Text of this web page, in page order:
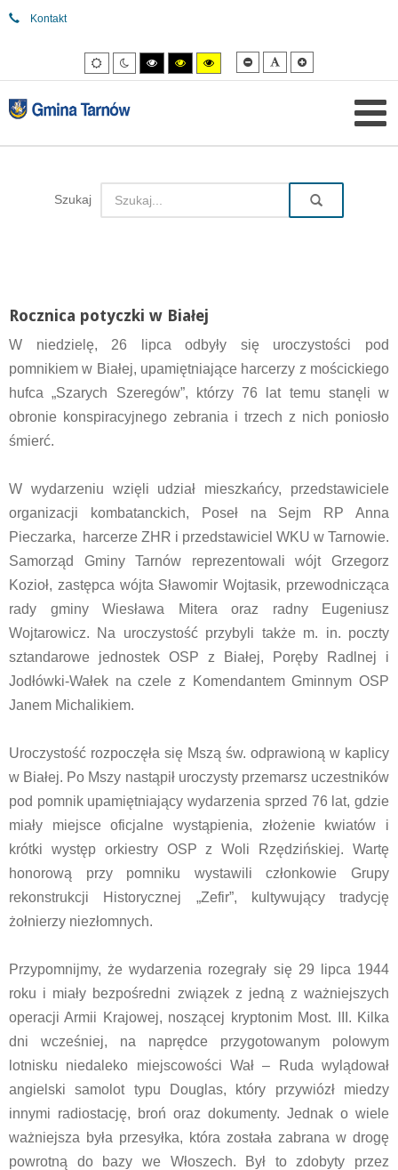
Kontakt
Tryb
domyślny
Tryb
nocny
Tryb
wysokiego
kontrastu
Tryb
wysokiego
kontrastu
Tryb
wysokiego
kontrastu
Mniejsza
czcionka
Domyślna
czcionka
Szukaj
Rocznica potyczki w Białej
W niedzielę, 26 lipca odbyły się uroczystości pod
pomnikiem w Białej, upamiętniające harcerzy z mościckiego
hufca „Szarych Szeregów”, którzy 76 lat temu stanęli w
obronie konspiracyjnego zebrania i trzech z nich poniosło
śmierć.
W wydarzeniu wzięli udział mieszkańcy, przedstawiciele
organizacji kombatanckich, Poseł na Sejm RP Anna
Pieczarka, harcerze ZHR i przedstawiciel WKU w Tarnowie.
Samorząd Gminy Tarnów reprezentowali wójt Grzegorz
Kozioł, zastępca wójta Sławomir Wojtasik, przewodnicząca
rady gminy Wiesława Mitera oraz radny Eugeniusz
Wojtarowicz. Na uroczystość przybyli także m. in. poczty
sztandarowe jednostek OSP z Białej, Poręby Radlnej i
Jodłówki-Wałek na czele z Komendantem Gminnym OSP
Janem Michalikiem.
Uroczystość rozpoczęła się Mszą św. odprawioną w kaplicy
w Białej. Po Mszy nastąpił uroczysty przemarsz uczestników
pod pomnik upamiętniający wydarzenia sprzed 76 lat, gdzie
miały miejsce oficjalne wystąpienia, złożenie kwiatów i
krótki występ orkiestry OSP z Woli Rzędzińskiej. Wartę
honorową przy pomniku wystawili członkowie Grupy
rekonstrukcji Historycznej „Zefir”, kultywujący tradycję
żołnierzy niezłomnych.
Przypomnijmy, że wydarzenia rozegrały się 29 lipca 1944
roku i miały bezpośredni związek z jedną z ważniejszych
operacji Armii Krajowej, noszącej kryptonim Most. III. Kilka
dni wcześniej, na naprędce przygotowanym polowym
lotnisku niedaleko miejscowości Wał – Ruda wylądował
angielski samolot typu Douglas, który przywiózł miedzy
innymi radiostację, broń oraz dokumenty. Jednak o wiele
ważniejsza była przesyłka, która została zabrana w drogę
powrotną do bazy we Włoszech. Był to zdobyty przez